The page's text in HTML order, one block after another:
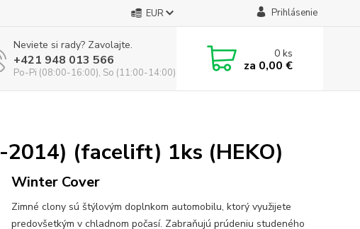
EUR Prihlásenie
Neviete si rady? Zavolajte.
+421 948 013 566
Po-Pi (08:00-16:00), So (11:00-14:00)
0ks
za 0,00 €
2014) (facelift) 1ks (HEKO)
Winter Cover
Zimné clony sú štýlovým doplnkom automobilu, ktorý využijete
predovšetkým v chladnom počasí. Zabraňujú prúdeniu studeného